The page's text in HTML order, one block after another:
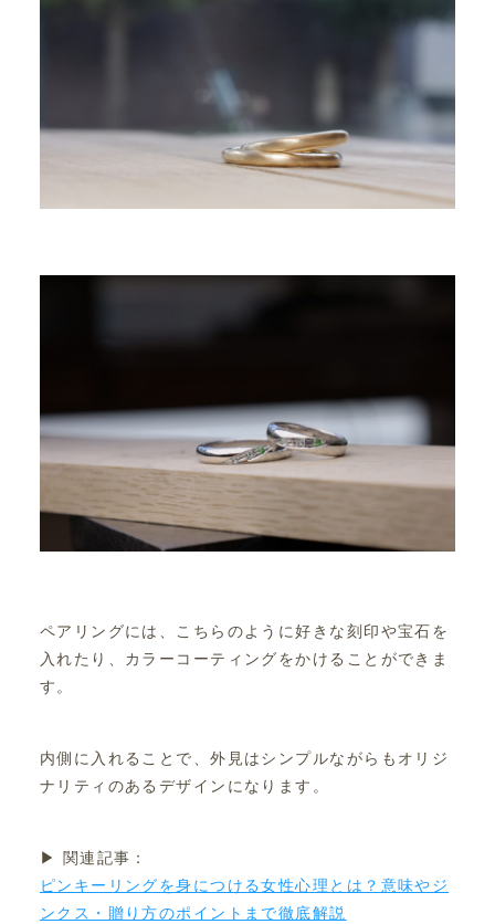
ペアリングには、こちらのように好きな刻印や宝石を
入れたり、カラーコーティングをかけることができま
す。
内側に入れることで、外見はシンプルながらもオリジ
ナリティのあるデザインになります。
▶ 関連記事：
ピンキーリングを身につける女性心理とは？意味やジ
ンクス・贈り方のポイントまで徹底解説